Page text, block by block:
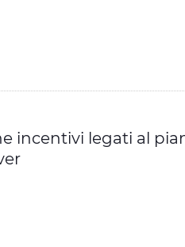
incentivi legati al